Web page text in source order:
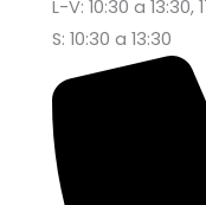
L-V: 10:30 a 13:30,
S: 10:30 a 13:30